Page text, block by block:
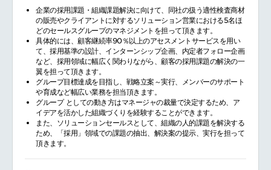
企業の採用課題・組織課題解決に向けて、同社の扱う適性検査商材
の販売やクライアントに対するソリューション営業における5名ほ
どのセールスグループのマネジメントを担って頂きます。
具体的には、顧客継続率90％以上のアセスメントサービスを用い
て、採用基準の設計、インターンシップ企画、内定者フォロー企画
など、採用領域に幅広く関わりながら、顧客の採用課題の解決の一
翼を担って頂きます。
グループ目標達成を目指し、戦略立案～実行、メンバーのサポート
や育成など幅広い業務を担当頂きます。
グループ としての動き方はマネージャの裁量で決定するため、ア
イデアを活かした組織づくりを経験することができます。
また、ソリューションセールスとして、組織の人的課題を解決する
ため、「採用」領域での課題の抽出、解決案の提示、実行を担って
頂きます。